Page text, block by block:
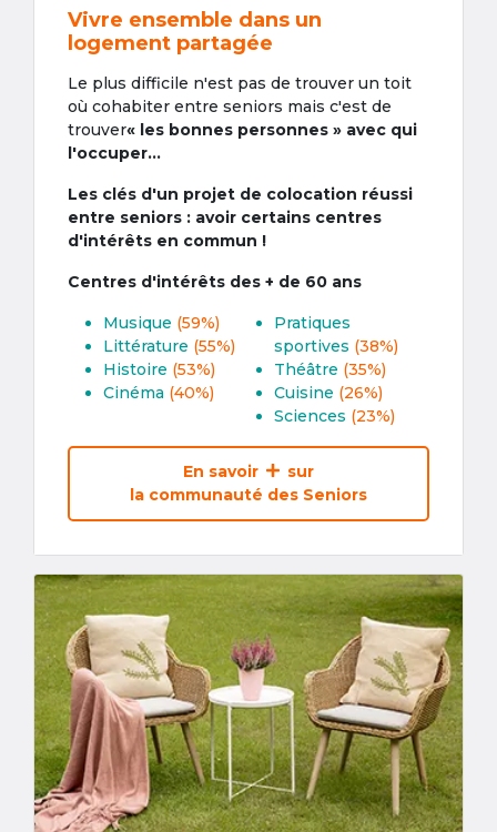
Vivre ensemble dans un
logement partagée
Le plus difficile n'est pas de trouver un toit
où cohabiter entre seniors mais c'est de
trouver« les bonnes personnes » avec qui
l'occuper...
Les clés d'un projet de colocation réussi
entre seniors : avoir certains centres
d'intérêts en commun !
Centres d'intérêts des + de 60 ans
Musique (59%)
Littérature (55%)
Histoire (53%)
Cinéma (40%)
Pratiques
sportives (38%)
Théâtre (35%)
Cuisine (26%)
Sciences (23%)
En savoir
sur
la communauté des Seniors